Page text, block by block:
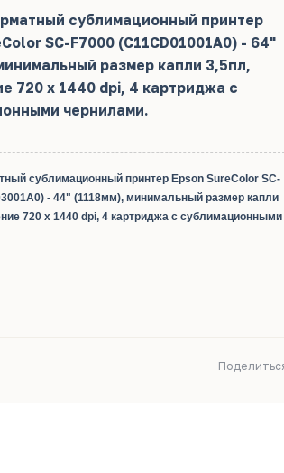
сублимационный принтер
SC-F7000 (C11CD01001A0) - 64"
размер капли 3,5пл,
720 x 1440 dpi, 4 картриджа с
чернилами.
сублимационный принтер Epson SureColor SC-
- 44" (1118мм), минимальный размер капли
720 x 1440 dpi, 4 картриджа с сублимационными